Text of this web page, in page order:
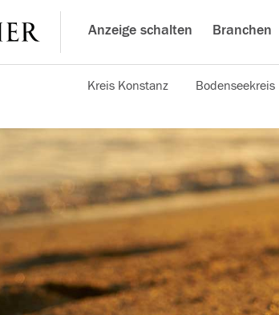
Anzeige schalten Branchen
Kreis Konstanz Bodenseekreis